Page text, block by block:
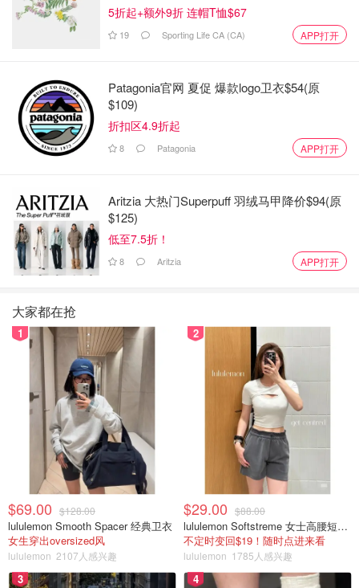
Source: Onlylady
Fresh家的产品已经过了前两年那种爆红的风潮，各种明星
产品也褒贬不一，口碑出现两边倒的情况。Miss咕也用过它
Cream，和莲花霜。
质地细腻，气味清新，用后皮肤特别柔软，
适合偏油敏感
，给你一种安心的水润感。
Fresh 莲花面膜 100ML
$73.95 $92.00
Space NK
痘皮
1. Kate Somerville ExfoliKate Glow Moisturizer 亮白保湿
面霜
5折起+额外9折 连帽T恤$67
19 Sporting Life CA (CA) APP打开
Patagonia官网 夏促 爆款logo卫衣$54(原
$109)
折扣区4.9折起
8 Patagonia APP打开
Aritzia 大热门Superpuff 羽绒马甲降价$94(原
$125)
低至7.5折！
8 Aritzia APP打开
大家都在抢
1
$69.00 $128.00
lululemon Smooth Spacer 经典卫衣
女生穿出oversized风
lululemon 2107人感兴趣
2
$29.00 $88.00
lululemon Softstreme 女士高腰短裤 10cm
不定时变回$19！随时点进来看
lululemon 1785人感兴趣
3 4